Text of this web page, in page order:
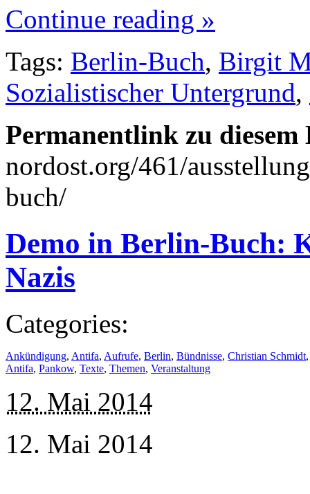
Continue reading »
Tags: Berlin-Buch, Birgit
Sozialistischer Untergrund,
Permanentlink zu
nordost.org/461/
buch/
Demo in Berlin-Buch:
Nazis
Categories:
Ankündigung, Antifa, Aufrufe, Berlin, Bündnisse, Christian Schmidt
Antifa, Pankow, Texte, Themen, Veranstaltung
12. Mai 2014
12. Mai 2014